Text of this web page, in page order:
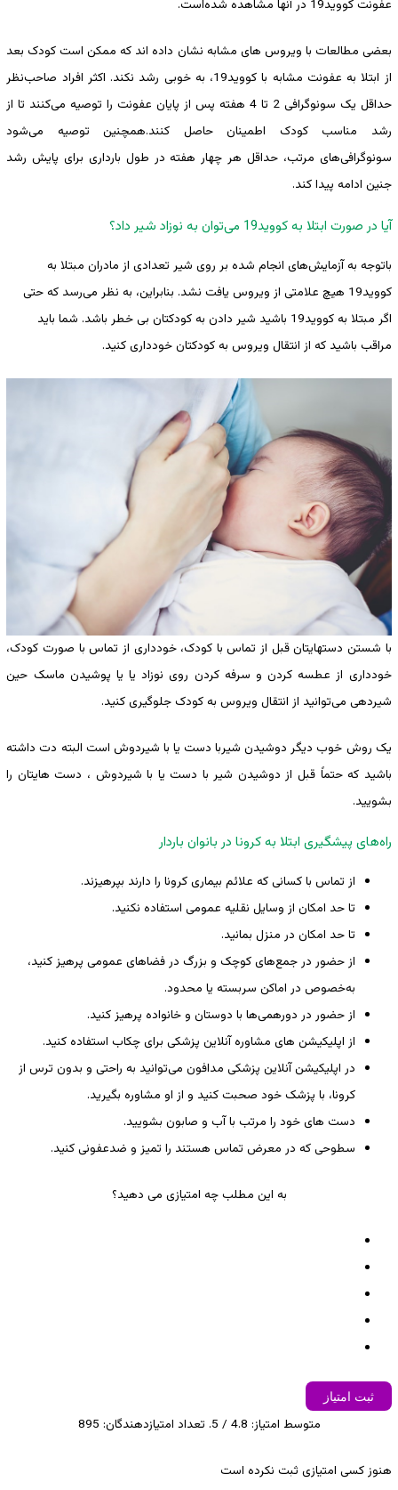
عفونت کووید19 در آنها مشاهده ‌شده‌است.
بعضی مطالعات با ویروس های مشابه نشان داده اند که ممکن است کودک بعد
از ابتلا به عفونت مشابه با کووید19، به خوبی رشد نکند. اکثر افراد صاحب‌نظر
حداقل یک سونوگرافی 2 تا 4 هفته پس از پایان عفونت را توصیه می‌کنند تا از
رشد مناسب کودک اطمینان حاصل کنند.همچنین توصیه می‌شود
سونوگرافی‌های مرتب، حداقل هر چهار هفته در طول بارداری برای پایش رشد
جنین ادامه پیدا کند.
آیا در صورت ابتلا به کووید19 می‌توان به نوزاد شیر داد؟
باتوجه به آزمایش‌های انجام شده بر روی شیر تعدادی از مادران مبتلا به
کووید19 هیچ علامتی از ویروس یافت نشد. بنابراین، به نظر می‌رسد که حتی
اگر مبتلا به کووید19 باشید شیر دادن به کودکتان بی خطر باشد. شما باید
مراقب باشید که از انتقال ویروس به کودکتان خودداری کنید.
با شستن دستهایتان قبل از تماس با کودک، خودداری از تماس با صورت کودک،
خودداری از عطسه کردن و سرفه کردن روی نوزاد یا یا پوشیدن ماسک حین
شیردهی می‌توانید از انتقال ویروس به کودک جلوگیری کنید.
یک روش خوب دیگر دوشیدن شیربا دست یا با شیردوش است البته دت داشته
باشید که حتماً قبل از دوشیدن شیر با دست یا با شیردوش ، دست هایتان را
بشویید.
راه‌های پیشگیری ابتلا به کرونا در بانوان باردار
از تماس با کسانی که علائم بیماری کرونا را دارند بپرهیزند.
تا حد امکان از وسایل نقلیه عمومی استفاده نکنید.
تا حد امکان در منزل بمانید.
از حضور در جمع‌های کوچک و بزرگ در فضاهای عمومی پرهیز کنید،
به‌خصوص در اماکن سربسته یا محدود.
از حضور در دورهمی‌ها با دوستان و خانواده پرهیز کنید.
از اپلیکیشن های مشاوره آنلاین پزشکی برای چکاب استفاده کنید.
در اپلیکیشن آنلاین پزشکی مدافون می‌توانید به راحتی و بدون ترس از
کرونا، با پزشک خود صحبت کنید و از او مشاوره بگیرید.
دست های خود را مرتب با آب و صابون بشویید.
سطوحی که در معرض تماس هستند را تمیز و ضدعفونی کنید.
به این مطلب چه امتیازی می دهید؟
ثبت امتیاز
متوسط امتیاز: 4.8 / 5. تعداد امتیازدهندگان: 895
هنوز کسی امتیازی ثبت نکرده است